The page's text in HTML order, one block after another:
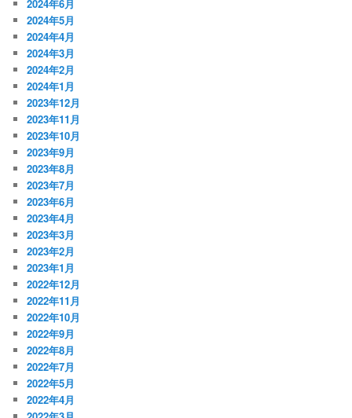
2024年6月
2024年5月
2024年4月
2024年3月
2024年2月
2024年1月
2023年12月
2023年11月
2023年10月
2023年9月
2023年8月
2023年7月
2023年6月
2023年4月
2023年3月
2023年2月
2023年1月
2022年12月
2022年11月
2022年10月
2022年9月
2022年8月
2022年7月
2022年5月
2022年4月